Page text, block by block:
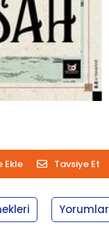
Ekle Tavsiye Et
Yorumlar